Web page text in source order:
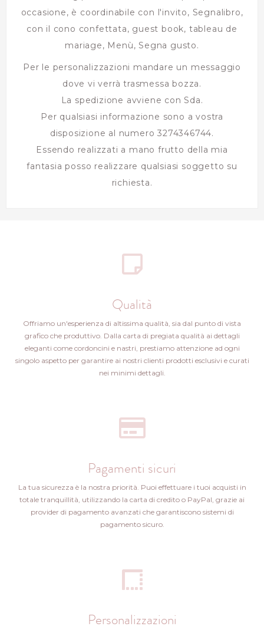
occasione, è coordinabile con l'invito, Segnalibro,
con il cono confettata, guest book, tableau de
mariage, Menù, Segna gusto.
Per le personalizzazioni mandare un messaggio
dove vi verrà trasmessa bozza.
La spedizione avviene con Sda.
Per qualsiasi informazione sono a vostra
disposizione al numero 3274346744.
Essendo realizzati a mano frutto della mia
fantasia posso realizzare qualsiasi soggetto su
richiesta.
Qualità
Offriamo un'esperienza di altissima qualità, sia dal punto di vista
grafico che produttivo. Dalla carta di pregiata qualità ai dettagli
eleganti come cordoncini e nastri, prestiamo attenzione ad ogni
singolo aspetto per garantire ai nostri clienti prodotti esclusivi e curati
nei minimi dettagli.
Pagamenti sicuri
La tua sicurezza è la nostra priorità. Puoi effettuare i tuoi acquisti in
totale tranquillità, utilizzando la carta di credito o PayPal, grazie ai
provider di pagamento avanzati che garantiscono sistemi di
pagamento sicuro.
Personalizzazioni